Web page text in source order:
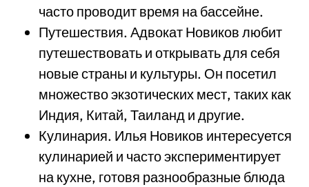
часто проводит время на бассейне.
Путешествия. Адвокат Новиков любит
путешествовать и открывать для себя
новые страны и культуры. Он посетил
множество экзотических мест, таких как
Индия, Китай, Таиланд и другие.
Кулинария. Илья Новиков интересуется
кулинарией и часто экспериментирует
на кухне, готовя разнообразные блюда